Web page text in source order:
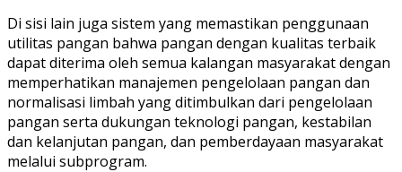
Di sisi lain juga sistem yang memastikan penggunaan
utilitas pangan bahwa pangan dengan kualitas terbaik
dapat diterima oleh semua kalangan masyarakat dengan
memperhatikan manajemen pengelolaan pangan dan
normalisasi limbah yang ditimbulkan dari pengelolaan
pangan serta dukungan teknologi pangan, kestabilan
dan kelanjutan pangan, dan pemberdayaan masyarakat
melalui subprogram.